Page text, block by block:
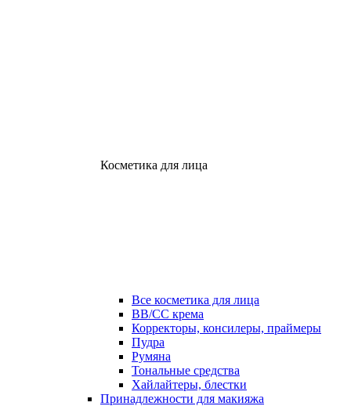
Косметика для лица
Все косметика для лица
ВВ/СС крема
Корректоры, консилеры, праймеры
Пудра
Румяна
Тональные средства
Хайлайтеры, блестки
Принадлежности для макияжа